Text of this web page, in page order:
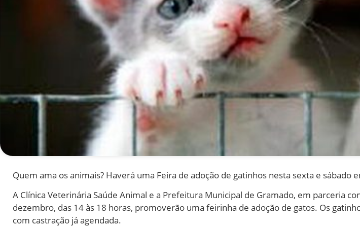
Quem ama os animais? Haverá uma Feira de adoção de gatinhos nesta sexta e sábado
A Clínica Veterinária Saúde Animal e a Prefeitura Municipal de Gramado, em parceria
dezembro, das 14 às 18 horas, promoverão uma feirinha de adoção de gatos. Os
com castração já agendada.